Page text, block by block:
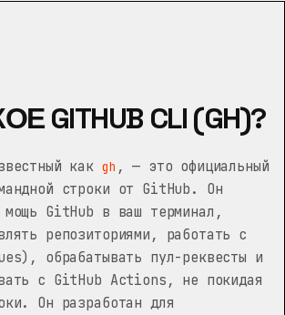
GITHUB CLI (GH)?
как gh , — это официальный
строки от GitHub. Он
мощь GitHub в ваш терминал,
репозиториями, работать с
обрабатывать пул-реквесты и
с GitHub Actions, не покидая
Он разработан для